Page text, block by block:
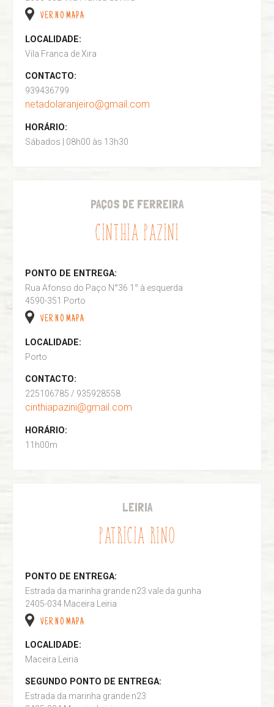
VER NO MAPA
LOCALIDADE:
Vila Franca de Xira
CONTACTO:
939436799
netadolaranjeiro@gmail.com
HORÁRIO:
Sábados | 08h00 às 13h30
PAÇOS DE FERREIRA
CINTHIA PAZINI
PONTO DE ENTREGA:
Rua Afonso do Paço N°36 1° à esquerda
4590-351 Porto
VER NO MAPA
LOCALIDADE:
Porto
CONTACTO:
225106785 / 935928558
cinthiapazini@gmail.com
HORÁRIO:
11h00m
LEIRIA
PATRICIA RINO
PONTO DE ENTREGA:
Estrada da marinha grande n23 vale da gunha
2405-034 Maceira Leiria
VER NO MAPA
LOCALIDADE:
Maceira Leiria
SEGUNDO PONTO DE ENTREGA:
Estrada da marinha grande n23